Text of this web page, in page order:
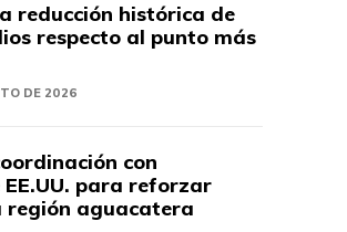
reducción histórica de
respecto al punto más
DE 2026
con
para reforzar
región aguacatera